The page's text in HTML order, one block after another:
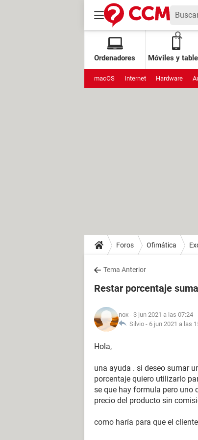
Ordenadores Móviles y
macOS Internet Hardware
Foros Ofimática
Tema Anterior
Restar porcentaje
nox - 3 jun 2021 a las 07:24
Silvio - 6 jun 2021 a las
Hola,
una ayuda . si deseo sumar
porcentaje quiero utilizarlo
se que hay formula pero uno
precio del producto sin
como haría para que el